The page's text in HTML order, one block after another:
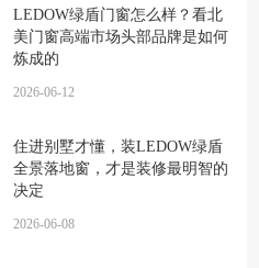
LEDOW绿盾门窗怎么样？看北
美门窗高端市场头部品牌是如何
炼成的
2026-06-12
住进别墅才懂，装LEDOW绿盾
全景落地窗，才是装修最明智的
决定
2026-06-08